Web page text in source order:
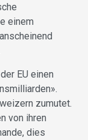
einem
EU einen
zumutet.
von ihren
dies